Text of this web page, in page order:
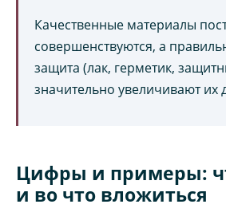
Качественные материалы
совершенствуются, а
защита (лак, герметик,
значительно увеличивают их
Цифры и примеры:
и во что вложиться